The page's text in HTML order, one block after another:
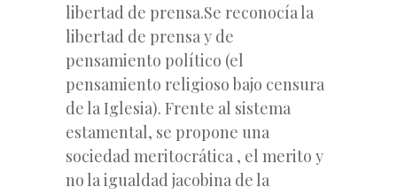
libertad de prensa.Se reconocía la
libertad de prensa y de
pensamiento político (el
pensamiento religioso bajo censura
de la Iglesia). Frente al sistema
estamental, se propone una
sociedad meritocrática , el merito y
no la igualdad jacobina de la